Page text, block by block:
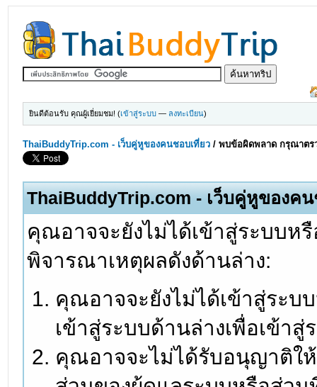
ยินดีต้อนรับ คุณผู้เยี่ยมชม! (เข้าสู่ระบบ — ลงทะเบียน)
ThaiBuddyTrip.com - เว็บคู่หูของคนชอบเที่ยว /พบข้อผิดพลาด กรุณาตร
ThaiBuddyTrip.com - เว็บคู่หูของค
คุณอาจจะยังไม่ได้เข้าสู่ระบบ
พิจารณาเหตุผลดังด้านล่าง:
คุณอาจจะยังไม่ได้เข้าสู่ระบ
เข้าสู่ระบบด้านล่างเพื่อเข้า
คุณอาจจะไม่ได้รับอนุญาติใ